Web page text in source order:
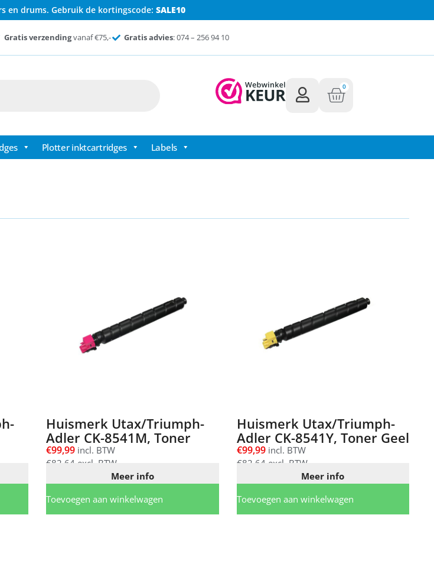
en drums. Gebruik de kortingscode: SALE10
Gratis verzendingvanaf €75,- Gratis advies: 074 – 256 94 10
0
Plotter inktcartridges Labels
Huismerk Utax/Triumph-
Adler CK-8541M, Toner
€99,99 incl. BTW
€82,64 excl. BTW
Meer info
Toevoegen aan winkelwagen
Huismerk Utax/Triumph-
Adler CK-8541Y, Toner Geel
€99,99incl. BTW
€82,64 excl. BTW
Meer info
Toevoegen aan winkelwagen